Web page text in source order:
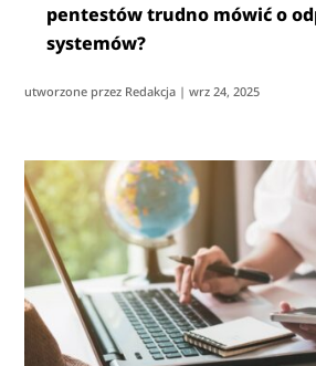
pentestów trudno mówić o
systemów?
utworzone przez Redakcja |wrz 24, 2025